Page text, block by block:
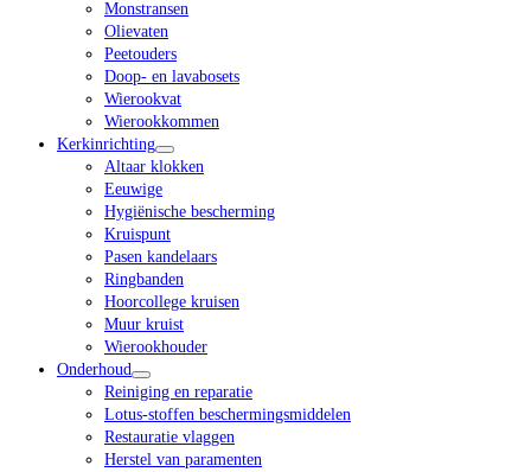
Monstransen
Olievaten
Peetouders
Doop- en lavabosets
Wierookvat
Wierookkommen
Kerkinrichting
Altaar klokken
Eeuwige
Hygiënische bescherming
Kruispunt
Pasen kandelaars
Ringbanden
Hoorcollege kruisen
Muur kruist
Wierookhouder
Onderhoud
Reiniging en reparatie
Lotus-stoffen beschermingsmiddelen
Restauratie vlaggen
Herstel van paramenten